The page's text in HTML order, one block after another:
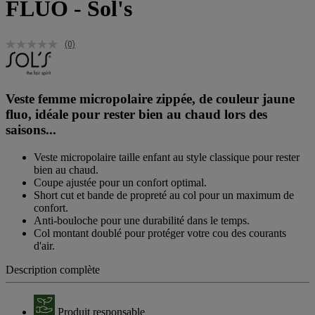
FLUO - Sol's
(0)
Veste femme micropolaire zippée, de couleur jaune
fluo, idéale pour rester bien au chaud lors des
saisons...
Veste micropolaire taille enfant au style classique pour rester
bien au chaud.
Coupe ajustée pour un confort optimal.
Short cut et bande de propreté au col pour un maximum de
confort.
Anti-bouloche pour une durabilité dans le temps.
Col montant doublé pour protéger votre cou des courants
d'air.
Description complète
Produit responsable